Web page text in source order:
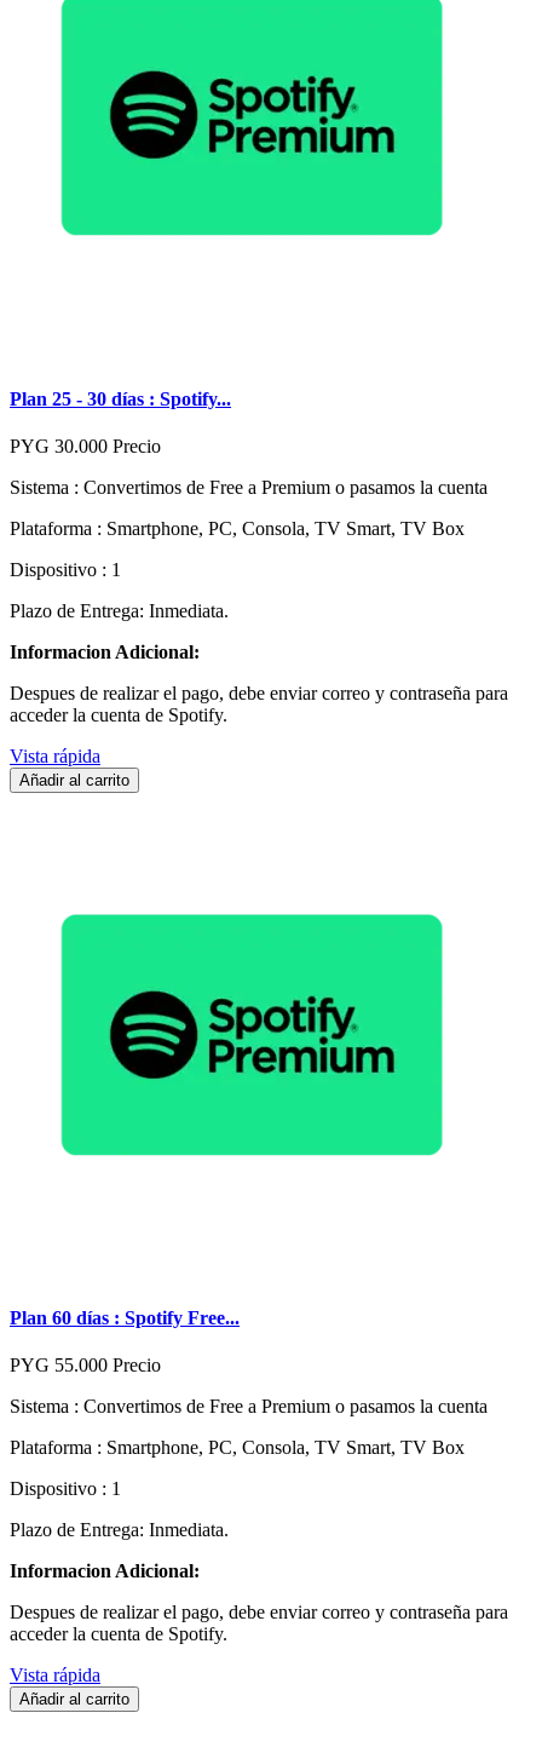
Plan 25 - 30 días : Spotify...
PYG 30.000 Precio
Sistema : Convertimos de Free a Premium o pasamos la cuenta
Plataforma : Smartphone, PC, Consola, TV Smart, TV Box
Dispositivo : 1
Plazo de Entrega: Inmediata.
Informacion Adicional:
Despues de realizar el pago, debe enviar correo y contraseña para
acceder la cuenta de Spotify.
Vista rápida
Añadir al carrito
Plan 60 días : Spotify Free...
PYG 55.000 Precio
Sistema : Convertimos de Free a Premium o pasamos la cuenta
Plataforma : Smartphone, PC, Consola, TV Smart, TV Box
Dispositivo : 1
Plazo de Entrega: Inmediata.
Informacion Adicional:
Despues de realizar el pago, debe enviar correo y contraseña para
acceder la cuenta de Spotify.
Vista rápida
Añadir al carrito